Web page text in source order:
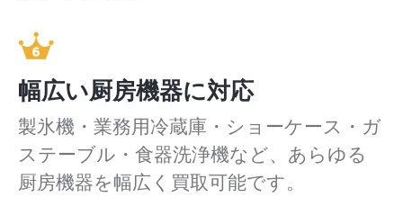
幅広い厨房機器に対応
製氷機・業務用冷蔵庫・ショーケース・ガ
ステーブル・食器洗浄機など、あらゆる
厨房機器を幅広く買取可能です。